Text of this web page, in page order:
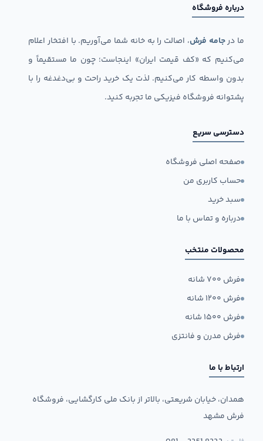
درباره فروشگاه
ما درجامه فرش، اصالت را به خانه شما می‌آوریم. با افتخار اعلام
می‌کنیم که «کف قیمت ایران» اینجاست؛ چون ما مستقیماً و
بدون واسطه کار می‌کنیم. لذت یک خرید راحت و بی‌دغدغه را با
پشتوانه فروشگاه فیزیکی ما تجربه کنید.
دسترسی سریع
صفحه اصلی فروشگاه
حساب کاربری من
سبد خرید
درباره و تماس با ما
محصولات منتخب
فرش ۷۰۰ شانه
فرش ۱۲۰۰ شانه
فرش ۱۵۰۰ شانه
فرش مدرن و فانتزی
ارتباط با ما
همدان، خیابان شریعتی، بالاتر از بانک ملی کارگشایی، فروشگاه
فرش مشهد